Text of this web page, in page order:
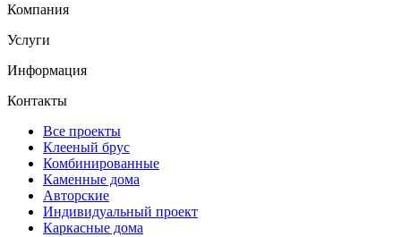
Компания
Услуги
Информация
Контакты
Все проекты
Клееный брус
Комбинированные
Каменные дома
Авторские
Индивидуальный проект
Каркасные дома